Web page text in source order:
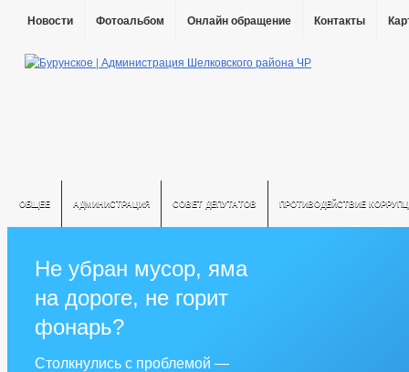
Новости Фотоальбом Онлайн обращение Контакты
ОБЩЕЕ АДМИНИСТРАЦИЯ СОВЕТ ДЕПУТАТОВ ПРОТИВОДЕЙСТВИЕ
Не убран мусор, яма
на дороге, не горит
фонарь?
Столкнулись с проблемой —